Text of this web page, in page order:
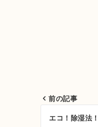
前の記事
エコ！除湿法！